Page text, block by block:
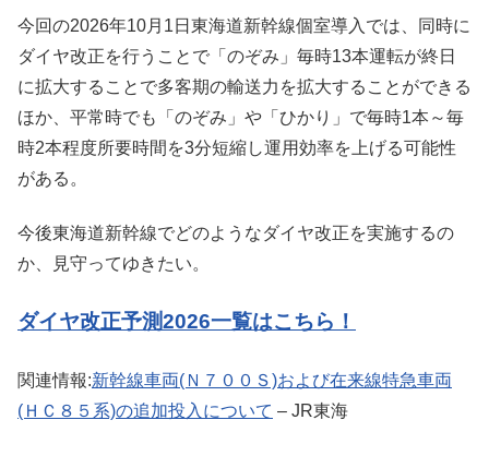
今回の2026年10月1日東海道新幹線個室導入では、同時に
ダイヤ改正を行うことで「のぞみ」毎時13本運転が終日
に拡大することで多客期の輸送力を拡大することができる
ほか、平常時でも「のぞみ」や「ひかり」で毎時1本～毎
時2本程度所要時間を3分短縮し運用効率を上げる可能性
がある。
今後東海道新幹線でどのようなダイヤ改正を実施するの
か、見守ってゆきたい。
ダイヤ改正予測2026一覧はこちら！
関連情報:新幹線車両(Ｎ７００Ｓ)および在来線特急車両
(ＨＣ８５系)の追加投入について – JR東海